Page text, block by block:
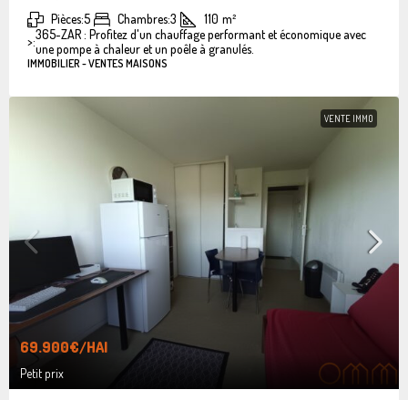
Pièces:5 Chambres:3 110 m²
>:365-ZAR : Profitez d'un chauffage performant et économique avec
une pompe à chaleur et un poêle à granulés.
IMMOBILIER - VENTES MAISONS
VENTE IMMO
69.900€/HAI
Petit prix